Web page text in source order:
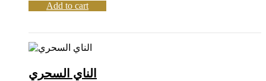
Add to cart
الناي السحري